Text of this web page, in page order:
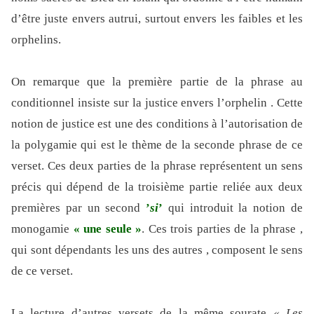
d’être juste envers autrui, surtout envers les faibles et les
orphelins.
On remarque que la première partie de la phrase au
conditionnel insiste sur la justice envers l’orphelin . Cette
notion de justice est une des conditions à l’autorisation de
la polygamie qui est le thème de la seconde phrase de ce
verset. Ces deux parties de la phrase représentent un sens
précis qui dépend de la troisième partie reliée aux deux
premières par un second ’si’ qui introduit la notion de
monogamie « une seule ». Ces trois parties de la phrase ,
qui sont dépendants les uns des autres , composent le sens
de ce verset.